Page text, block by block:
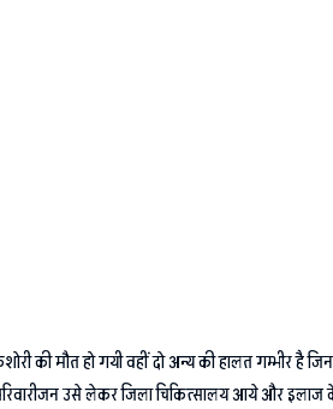
की मौत हो गयी वहीं दो अन्य की हालत गम्भीर है
उसे लेकर जिला चिकित्सालय आये और